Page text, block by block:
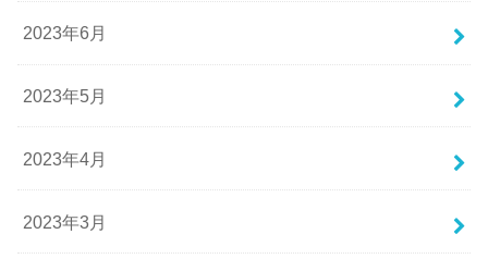
2023年6月
2023年5月
2023年4月
2023年3月